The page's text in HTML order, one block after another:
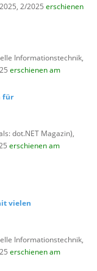
2/2025 erschienen
Informationstechnik,
erschienen am
für
dot.NET Magazin),
erschienen am
vielen
Informationstechnik,
erschienen am